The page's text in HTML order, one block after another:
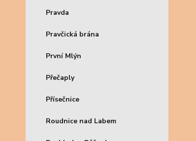
Pravda
Pravčická brána
První Mlýn
Přečaply
Přísečnice
Roudnice nad Labem